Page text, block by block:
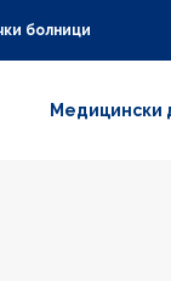
болници
Медицински